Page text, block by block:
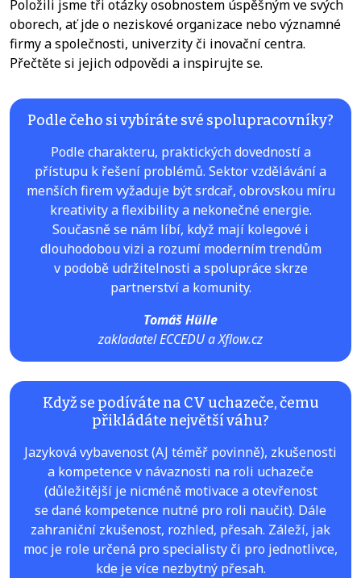
Položili jsme tři otázky osobnostem úspěšným ve svých
oborech, ať jde o neziskové organizace nebo významné
firmy a společnosti, univerzity či inovační centra.
Přečtěte si jejich odpovědi a inspirujte se.
Podle čeho si vybíráte své spolupracovníky?
Podle charakteru, praktických dovedností a
přístupu k řešení problémů. Sektor vzdělávání a
menších firem vyžaduje být srdcař, obrovskou míru
kreativity a flexibility a nekonečné energie.
Současně se nám líbí, když mají kolegové i
dlouhodobou vizi a rozumí moderním trendům
v podobě udržitelnosti a spolupráce skrze
partnerství a komunity.
Tomáš Hülle
zakladatel ECCEDU a Xflow.cz
Když se podíváte na CV uchazeče, čemu
přikládáte největší váhu?
Jazyková vybavenost (AJ téměř povinně), zkušenosti
a kompetence v návaznosti na roli uchazeče
(důležitější je nicméně motivace a otevřenost
se dané kompetence nutné pro roli naučit). Dále
zahraniční zkušenost, rozhled, přesah. Záleží, jak
moc je role určená pro specialisty či pro jednotlivce,
kde je více nezbytný přesah.